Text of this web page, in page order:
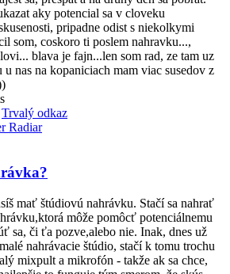
aky potencial sa v cloveku
pripadne odist s niekolkymi
som, coskoro ti poslem nahravku...,
blava je fajn...len som rad, ze tam uz
nas na kopaniciach mam viac susedov z
Trvalý odkaz
mať štúdiovú nahrávku. Stačí sa nahrať
môže pomôcť potenciálnemu
sa, či ťa pozve,alebo nie. Inak, dnes už
nahrávacie štúdio, stačí k tomu trochu
mixpult a mikrofón - takže ak sa chce,